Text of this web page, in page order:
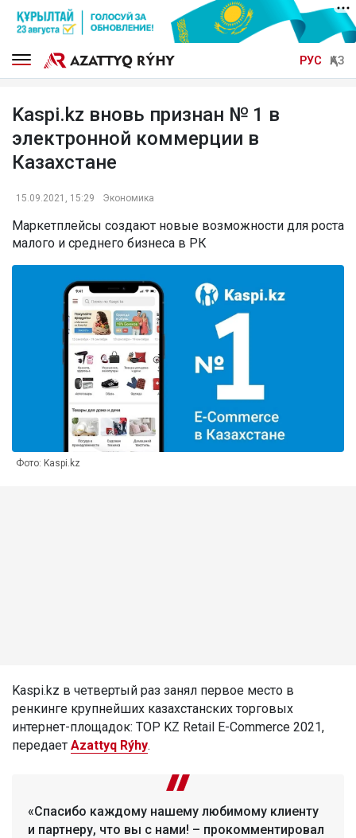
РУС ҚАЗ
Kaspi.kz вновь признан № 1 в
электронной коммерции в
Казахстане
15.09.2021, 15:29 Экономика
Маркетплейсы создают новые возможности для роста
малого и среднего бизнеса в РК
Фото: Kaspi.kz
Kaspi.kz в четвертый раз занял первое место в
ренкинге крупнейших казахстанских торговых
интернет-площадок: TOP KZ Retail E-Commerce 2021,
передает Azattyq Rýhy.
«Спасибо каждому нашему любимому клиенту
и партнеру, что вы с нами! – прокомментировал